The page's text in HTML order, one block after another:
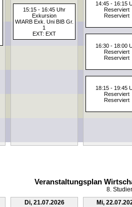
14:45 - 16:15
Reserviert
Reserviert
15:15 - 16:45 Uhr
Exkursion
WIARB Exk. Uni BIB Gr.
1
EXT: EXT
16:30 - 18:00
Reserviert
Reserviert
18:15 - 19:45
Reserviert
Reserviert
Veranstaltungsplan
8.
Di, 21.07.2026
Mi,